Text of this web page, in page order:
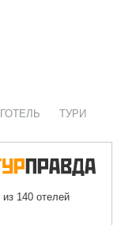
ГОТЕЛЬ ТУРИ